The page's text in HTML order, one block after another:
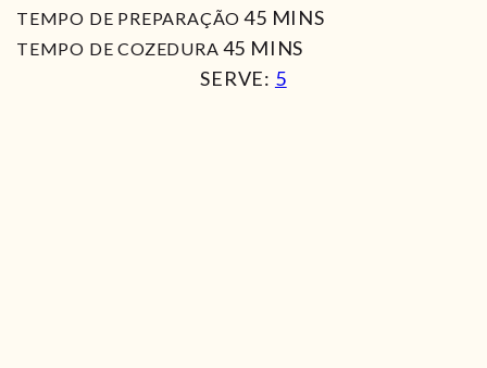
TEMPO DE PREPARAÇÃO 45MIN
MINS
TEMPO DE COZEDURA 45 MIN
MINS
SERVE: 5